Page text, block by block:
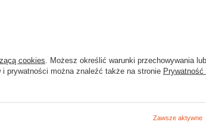
cookies . Możesz określić warunki przechowywania lub
prywatności można znaleźć także na stronie Prywatność
Zawsze aktywne